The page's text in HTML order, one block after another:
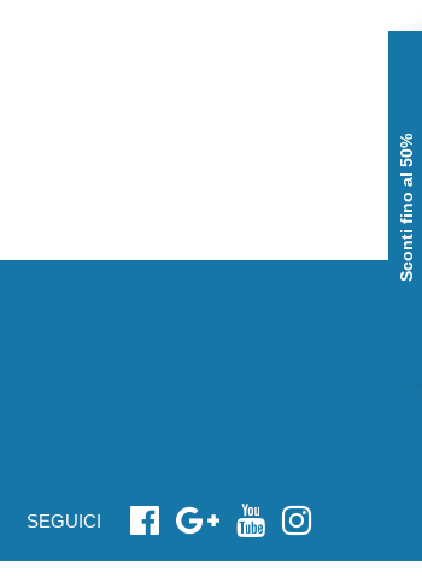
SEGUICI
Sconti fino al 50%